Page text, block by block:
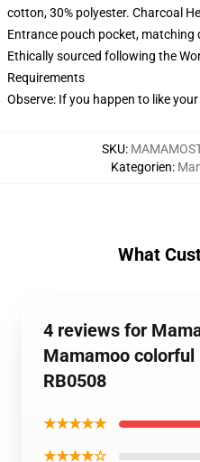
cotton, 30% polyester. Charcoal
Entrance pouch pocket,
Ethically sourced following the
Requirements
Observe: If you happen to like
SKU:
Kategorien:
What
4 reviews for
Mamamoo colorful
RB0508
★★★★★
★★★★☆